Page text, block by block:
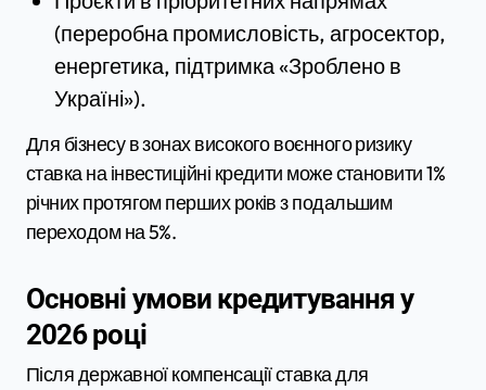
(переробна промисловість, агросектор,
енергетика, підтримка «Зроблено в
Україні»).
Для бізнесу в зонах високого воєнного ризику
ставка на інвестиційні кредити може становити 1%
річних протягом перших років з подальшим
переходом на 5%.
Основні умови кредитування у
2026 році
Після державної компенсації ставка для